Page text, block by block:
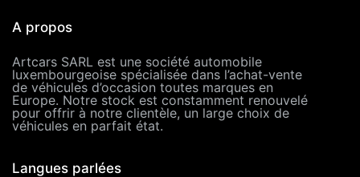
A propos
Artcars SARL est une société automobile
luxembourgeoise spécialisée dans l’achat-vente
de véhicules d’occasion toutes marques en
Europe. Notre stock est constamment renouvelé
pour offrir à notre clientèle, un large choix de
véhicules en parfait état.
Langues parlées